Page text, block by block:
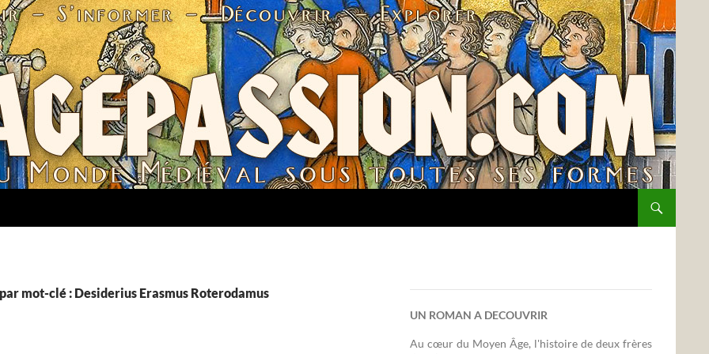
mot-clé : Desiderius Erasmus Roterodamus
UN ROMAN A DECOUVRIR
Au cœur du Moyen Âge, l'histoire de deux frères